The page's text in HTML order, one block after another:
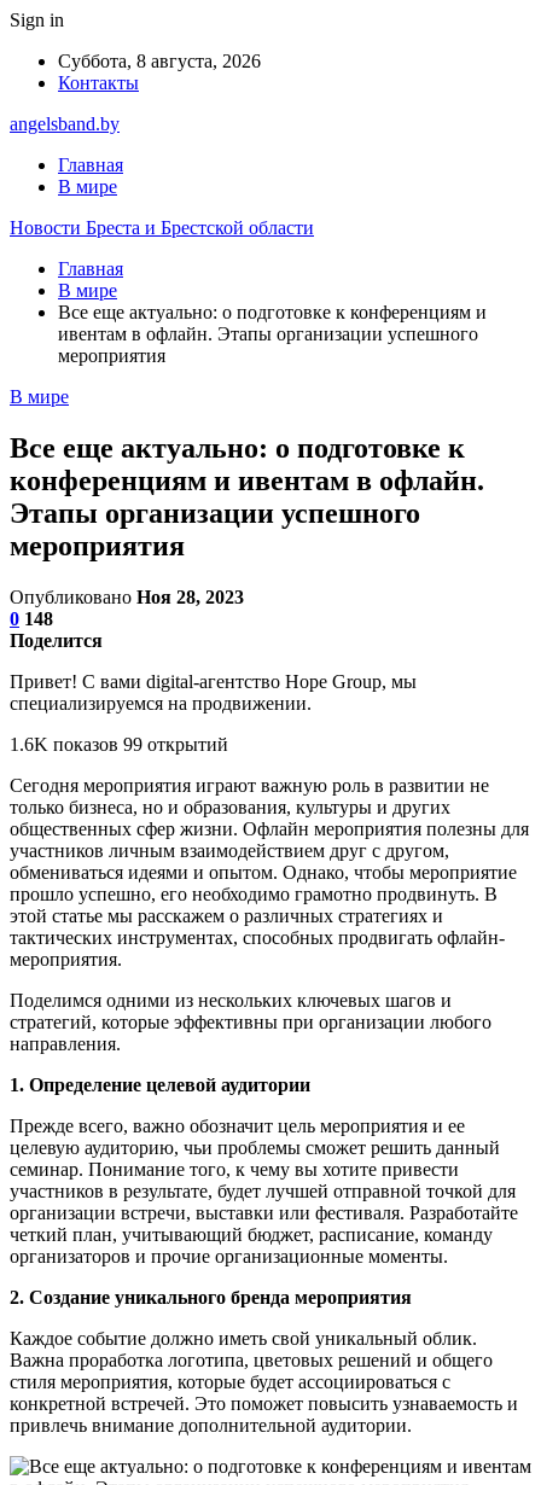
Sign in
Суббота, 8 августа, 2026
Контакты
angelsband.by
Главная
В мире
Новости Бреста и Брестской области
Главная
В мире
Все еще актуально: о подготовке к конференциям и
ивентам в офлайн. Этапы организации успешного
мероприятия
В мире
Все еще актуально: о подготовке к
конференциям и ивентам в офлайн.
Этапы организации успешного
мероприятия
Опубликовано Ноя 28, 2023
0 148
Поделится
Привет! С вами digital-агентство Hope Group, мы
специализируемся на продвижении.
1.6K показов 99 открытий
Сегодня мероприятия играют важную роль в развитии не
только бизнеса, но и образования, культуры и других
общественных сфер жизни. Офлайн мероприятия полезны для
участников личным взаимодействием друг с другом,
обмениваться идеями и опытом. Однако, чтобы мероприятие
прошло успешно, его необходимо грамотно продвинуть. В
этой статье мы расскажем о различных стратегиях и
тактических инструментах, способных продвигать офлайн-
мероприятия.
Поделимся одними из нескольких ключевых шагов и
стратегий, которые эффективны при организации любого
направления.
1. Определение целевой аудитории
Прежде всего, важно обозначит цель мероприятия и ее
целевую аудиторию, чьи проблемы сможет решить данный
семинар. Понимание того, к чему вы хотите привести
участников в результате, будет лучшей отправной точкой для
организации встречи, выставки или фестиваля. Разработайте
четкий план, учитывающий бюджет, расписание, команду
организаторов и прочие организационные моменты.
2. Создание уникального бренда мероприятия
Каждое событие должно иметь свой уникальный облик.
Важна проработка логотипа, цветовых решений и общего
стиля мероприятия, которые будет ассоциироваться с
конкретной встречей. Это поможет повысить узнаваемость и
привлечь внимание дополнительной аудитории.